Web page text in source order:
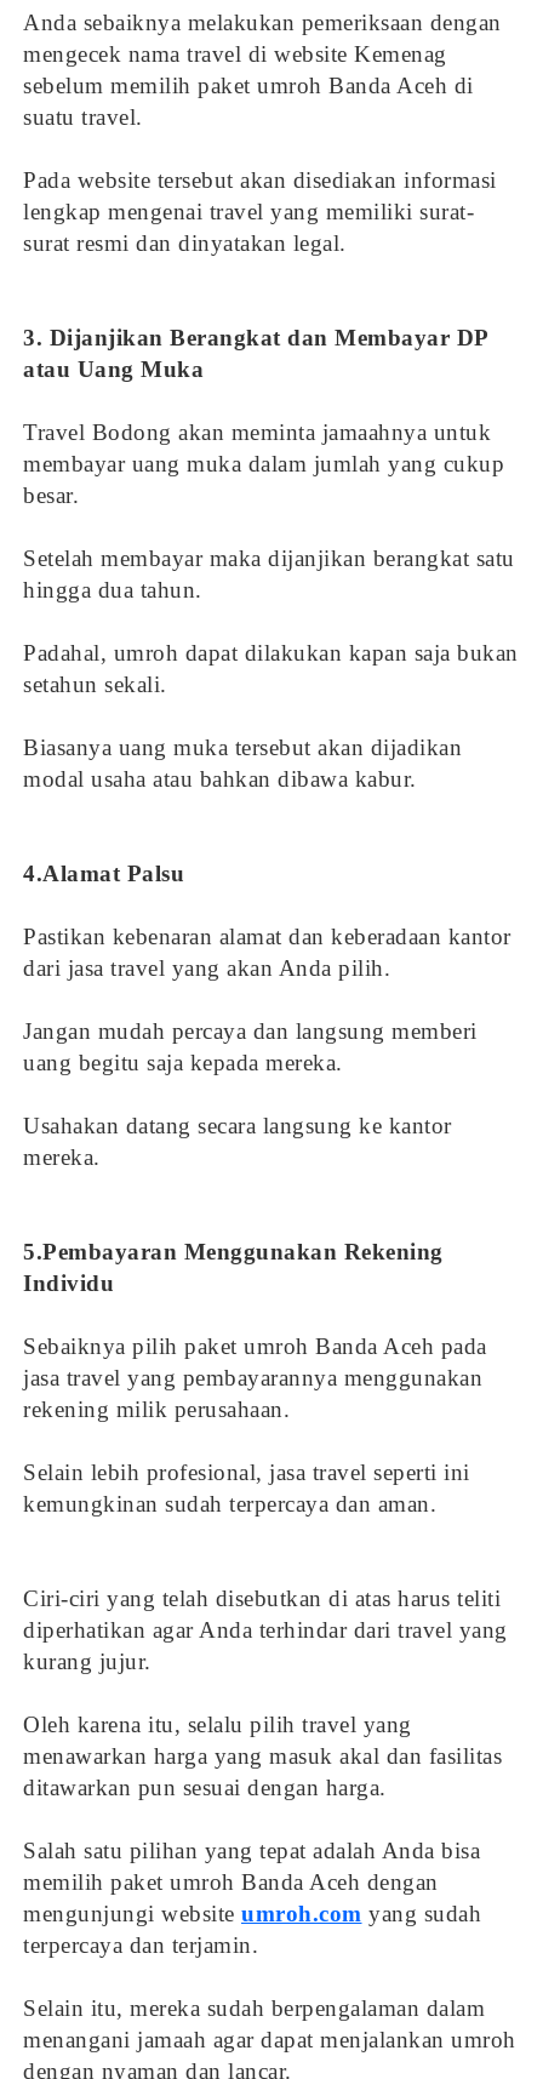
Anda sebaiknya melakukan pemeriksaan dengan
mengecek nama travel di website Kemenag
sebelum memilih paket umroh Banda Aceh di
suatu travel.
Pada website tersebut akan disediakan informasi
lengkap mengenai travel yang memiliki surat-
surat resmi dan dinyatakan legal.
3. Dijanjikan Berangkat dan Membayar DP
atau Uang Muka
Travel Bodong akan meminta jamaahnya untuk
membayar uang muka dalam jumlah yang cukup
besar.
Setelah membayar maka dijanjikan berangkat satu
hingga dua tahun.
Padahal, umroh dapat dilakukan kapan saja bukan
setahun sekali.
Biasanya uang muka tersebut akan dijadikan
modal usaha atau bahkan dibawa kabur.
4.Alamat Palsu
Pastikan kebenaran alamat dan keberadaan kantor
dari jasa travel yang akan Anda pilih.
Jangan mudah percaya dan langsung memberi
uang begitu saja kepada mereka.
Usahakan datang secara langsung ke kantor
mereka.
5.Pembayaran Menggunakan Rekening
Individu
Sebaiknya pilih paket umroh Banda Aceh pada
jasa travel yang pembayarannya menggunakan
rekening milik perusahaan.
Selain lebih profesional, jasa travel seperti ini
kemungkinan sudah terpercaya dan aman.
Ciri-ciri yang telah disebutkan di atas harus teliti
diperhatikan agar Anda terhindar dari travel yang
kurang jujur.
Oleh karena itu, selalu pilih travel yang
menawarkan harga yang masuk akal dan fasilitas
ditawarkan pun sesuai dengan harga.
Salah satu pilihan yang tepat adalah Anda bisa
memilih paket umroh Banda Aceh dengan
mengunjungi website umroh.com yang sudah
terpercaya dan terjamin.
Selain itu, mereka sudah berpengalaman dalam
menangani jamaah agar dapat menjalankan umroh
dengan nyaman dan lancar.